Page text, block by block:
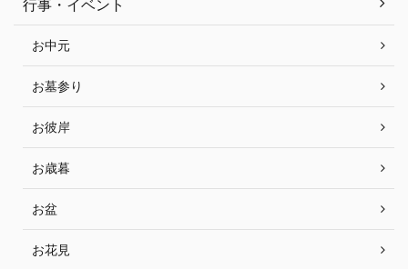
行事・イベント
お中元
お墓参り
お彼岸
お歳暮
お盆
お花見